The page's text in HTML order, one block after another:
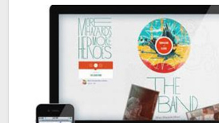
解决方案
新闻资讯
关于我们